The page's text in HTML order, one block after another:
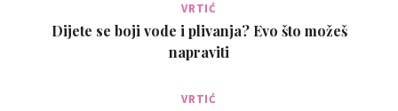
VRTIĆ
Dijete se boji vode i plivanja? Evo što možeš
napraviti
VRTIĆ